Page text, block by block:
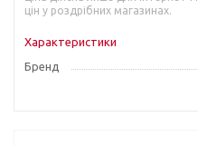
цін у роздрібних магазинах.
Характеристики
Бренд